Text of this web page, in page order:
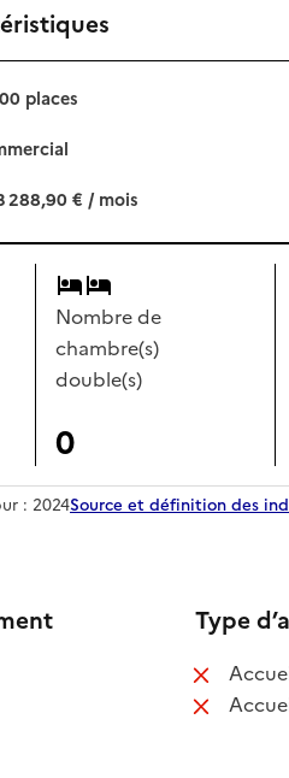
places
288,90 € / mois
Nombre de
chambre(s)
double(s)
0
: 2024Source et définition des
Type